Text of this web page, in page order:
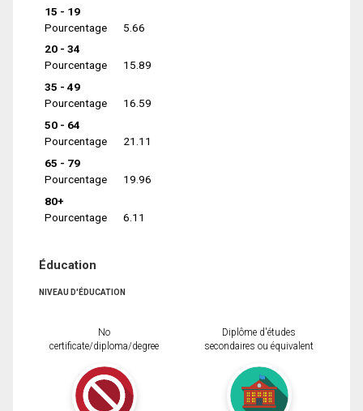
15 - 19
Pourcentage
5.66
20 - 34
Pourcentage
15.89
35 - 49
Pourcentage
16.59
50 - 64
Pourcentage
21.11
65 - 79
Pourcentage
19.96
80+
Pourcentage
6.11
Éducation
NIVEAU D'ÉDUCATION
No
certificate/diploma/degree
Diplôme d'études
secondaires ou équivalent